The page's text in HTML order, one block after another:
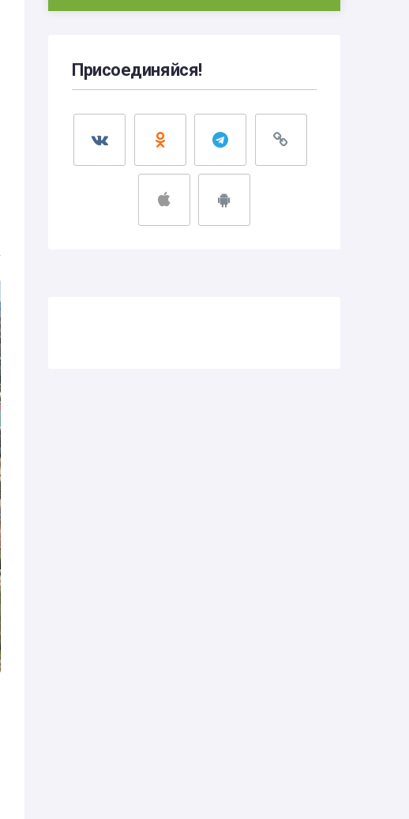
Присоединяйся!